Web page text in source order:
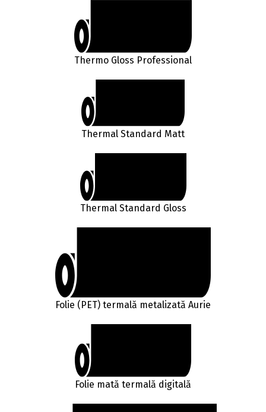
Thermo Gloss Professional
Thermal Standard Matt
Thermal Standard Gloss
Folie (PET) termală metalizată Aurie
Folie mată termală digitală